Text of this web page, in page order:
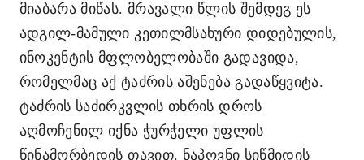
მიაბარა მიწას. მრავალი წლის შემდეგ ეს
ადგილ-მამული კეთილმსახური დიდებულის,
ინოკენტის მფლობელობაში გადავიდა,
რომელმაც აქ ტაძრის აშენება გადაწყვიტა.
ტაძრის საძირკვლის თხრის დროს
აღმოჩენილ იქნა ჭურჭელი უფლის
წინამორბედის თავით. ნაპოვნი სიწმიდის